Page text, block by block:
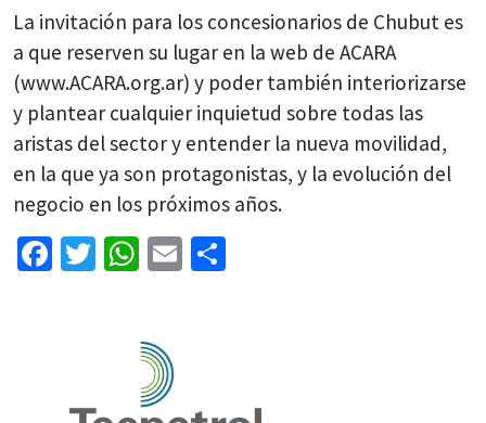
La invitación para los concesionarios de Chubut es
a que reserven su lugar en la web de ACARA
(www.ACARA.org.ar) y poder también interiorizarse
y plantear cualquier inquietud sobre todas las
aristas del sector y entender la nueva movilidad,
en la que ya son protagonistas, y la evolución del
negocio en los próximos años.
Facebook
Twitter
WhatsApp
Email